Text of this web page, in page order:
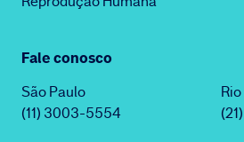
Fale conosco
São Paulo
(11) 3003-5554